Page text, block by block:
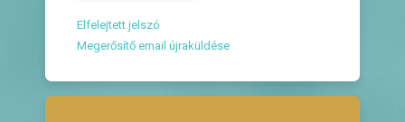
Elfelejtett jelszó
Megerősítő email újraküldése